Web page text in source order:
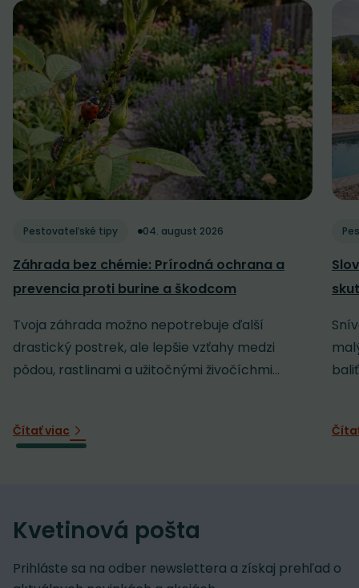
Pestovateľské tipy 04. august 2026
Záhrada bez chémie: Prírodná ochrana a
prevencia proti burine a škodcom
Tvoja záhrada možno nepotrebuje ďalší
drastický postrek, ale lepšie vzťahy medzi
pôdou, rastlinami a užitočnými živočíchmi...
Čítať viac
Kvetinová pošta
Prihláste sa na odber newslettera a získaj prehľad o